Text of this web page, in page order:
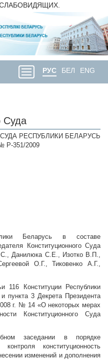
РУС БЕЛ ENG
Суда
РЕСПУБЛИКИ БЕЛАРУСЬ
Р-351/2009
Беларусь в составе
Конституционного Суда
Данилюка С.Е., Изотко В.П.,
О.Г., Тиковенко А.Г.,
116 Конституции Республики
пункта 3 Декрета Президента
г. № 14 «О некоторых мерах
Конституционного Суда
заседании в порядке
контроля конституционность
изменений и дополнения